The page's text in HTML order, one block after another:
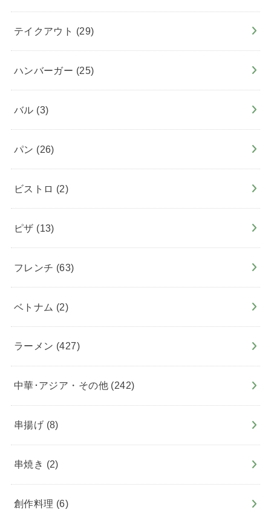
テイクアウト (29)
ハンバーガー (25)
バル (3)
パン (26)
ビストロ (2)
ピザ (13)
フレンチ (63)
ベトナム (2)
ラーメン (427)
中華･アジア・その他 (242)
串揚げ (8)
串焼き (2)
創作料理 (6)